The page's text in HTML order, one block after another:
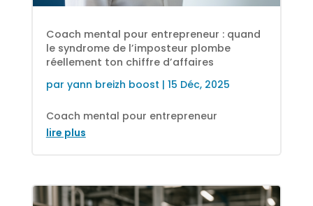
Coach mental pour entrepreneur : quand
le syndrome de l’imposteur plombe
réellement ton chiffre d’affaires
par yann breizh boost | 15 Déc, 2025
Coach mental pour entrepreneur
lire plus